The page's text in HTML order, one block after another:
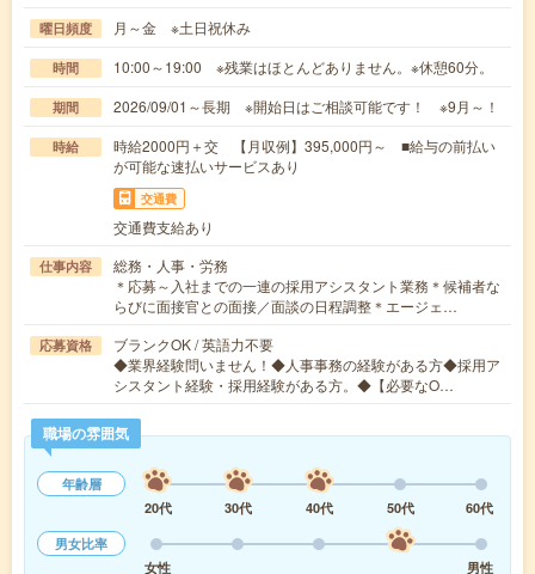
曜日頻度 月～金 ※土日祝休み
時間 10:00～19:00 ※残業はほとんどありません。※休憩60分。
期間 2026/09/01～長期 ※開始日はご相談可能です！ ※9月～！
時給
時給2000円＋交 【月収例】395,000円～ ■給与の前払い
が可能な速払いサービスあり
交通費
交通費支給あり
仕事内容
総務・人事・労務
＊応募～入社までの一連の採用アシスタント業務＊候補者な
らびに面接官との面接／面談の日程調整＊エージェ…
応募資格
ブランクOK / 英語力不要
◆業界経験問いません！◆人事事務の経験がある方◆採用ア
シスタント経験・採用経験がある方。◆【必要なO…
職場の雰囲気
年齢層
20代
30代 40代 50代
60代
男女比率
女性
男性